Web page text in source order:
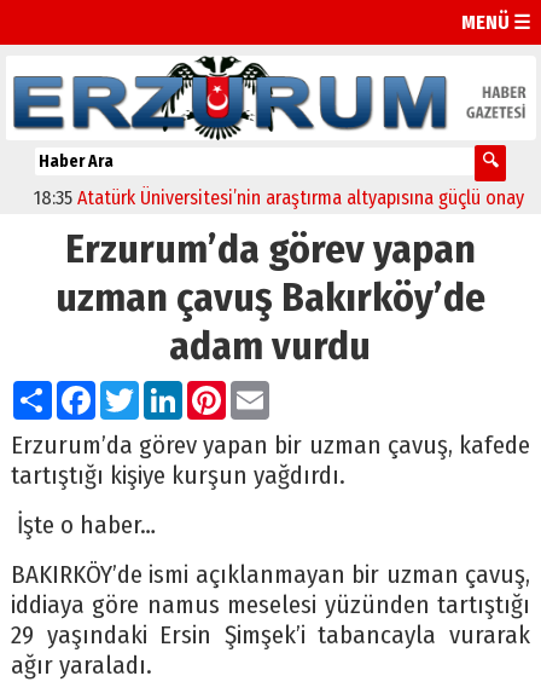
MENÜ ☰
18:35 Atatürk Üniversitesi’nin araştırma altyapısına güçlü onay
Erzurum’da görev yapan
uzman çavuş Bakırköy’de
adam vurdu
PaylaşFacebook
TwitterLinkedIn
Pinterest
Email
Erzurum’da görev yapan bir uzman çavuş, kafede
tartıştığı kişiye kurşun yağdırdı.
İşte o haber…
BAKIRKÖY’de ismi açıklanmayan bir uzman çavuş,
iddiaya göre namus meselesi yüzünden tartıştığı
29 yaşındaki Ersin Şimşek’i tabancayla vurarak
ağır yaraladı.